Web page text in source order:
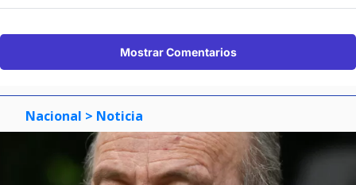
Mostrar Comentarios
Nacional > Noticia